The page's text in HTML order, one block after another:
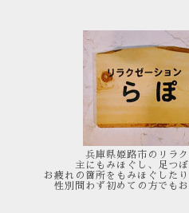
兵庫県姫路市のリラ
主にもみほぐし、足つ
お疲れの箇所をもみほぐした
性別問わず初めての方でも